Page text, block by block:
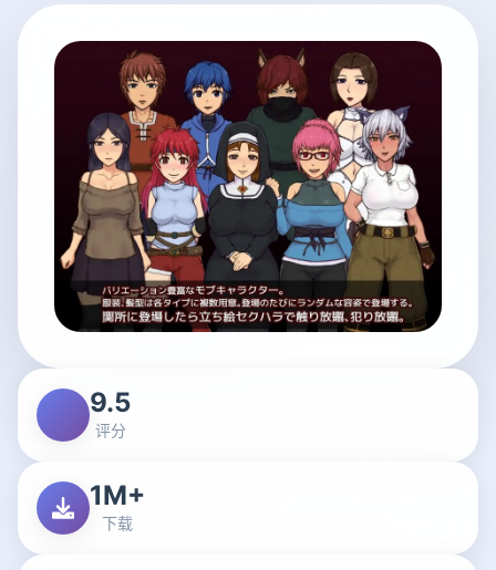
9.5
评分
1M+
下载